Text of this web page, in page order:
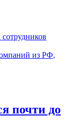
из РФ,
почти до